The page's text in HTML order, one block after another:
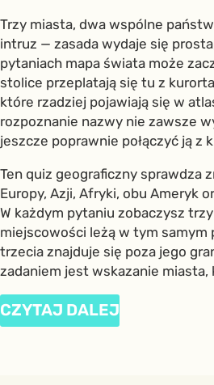
Trzy miasta, dwa wspólne
intruz — zasada wydaje się
pytaniach mapa świata może
stolice przeplatają się tu z
które rzadziej pojawiają się w
rozpoznanie nazwy nie zawsze
jeszcze poprawnie połączyć ją z
Ten quiz geograficzny sprawdza
Europy, Azji, Afryki, obu Ameryk
W każdym pytaniu zobaczysz
miejscowości leżą w tym
trzecia znajduje się poza jego
zadaniem jest wskazanie miasta,
CZYTAJ DALEJ